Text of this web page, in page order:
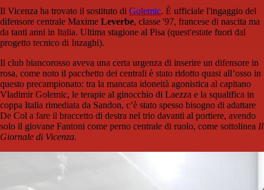
Il Vicenza ha trovato il sostituto di Golemic. È ufficiale l'ingaggio del
difensore centrale Maxime Leverbe, classe '97, francese di nascita ma
da tanti anni in Italia. Ultima stagione al Pisa (quest'estate fuori dal
progetto tecnico di Inzaghi).
Il club biancorosso aveva una certa urgenza di inserire un difensore in
rosa, come noto il pacchetto dei centrali è stato ridotto quasi all’osso in
questo precampionato: tra la mancata idoneità agonistica al capitano
Vladimir Golemic, le terapie al ginocchio di Laezza e la squalifica in
coppa Italia rimediata da Sandon, c’è stato spesso bisogno di adattare
De Col a fare il braccetto di destra nel trio davanti al portiere, avendo
solo il giovane Fantoni come perno centrale di ruolo, come sottolinea Il
Giornale di Vicenza.